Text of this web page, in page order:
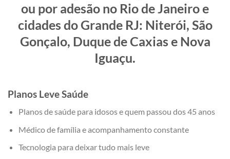
ou por adesão no Rio de Janeiro e
cidades do Grande RJ: Niterói, São
Gonçalo, Duque de Caxias e Nova
Iguaçu.
Planos Leve Saúde
Planos de saúde para idosos e quem passou dos 45 anos
Médico de família e acompanhamento constante
Tecnologia para deixar tudo mais leve